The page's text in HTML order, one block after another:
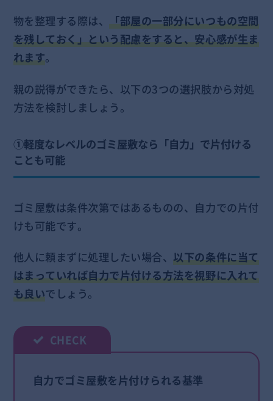
物を整理する際は、「部屋の一部分にいつもの空間
を残しておく」という配慮をすると、安心感が生ま
れます。
親の説得ができたら、以下の3つの選択肢から対処
方法を検討しましょう。
①軽度なレベルのゴミ屋敷なら「自力」で片付ける
ことも可能
ゴミ屋敷は条件次第ではあるものの、自力での片付
けも可能です。
他人に頼まずに処理したい場合、以下の条件に当て
はまっていれば自力で片付ける方法を視野に入れて
も良いでしょう。
自力でゴミ屋敷を片付けられる基準